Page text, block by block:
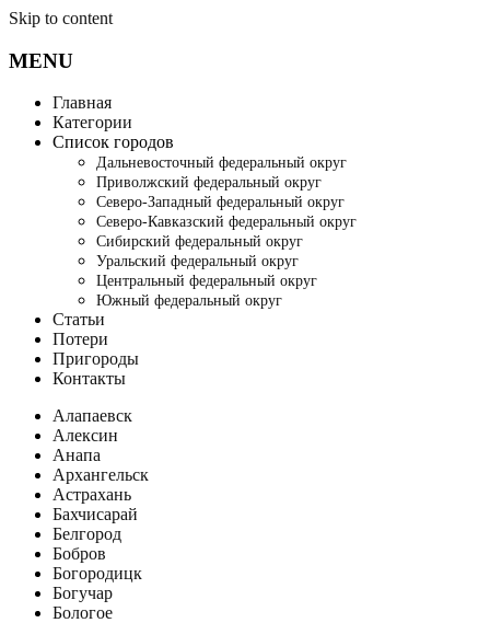
Skip to content
MENU
Главная
Категории
Список городов
Дальневосточный федеральный округ
Приволжский федеральный округ
Северо-Западный федеральный округ
Северо-Кавказский федеральный округ
Сибирский федеральный округ
Уральский федеральный округ
Центральный федеральный округ
Южный федеральный округ
Статьи
Потери
Пригороды
Контакты
Алапаевск
Алексин
Анапа
Архангельск
Астрахань
Бахчисарай
Белгород
Бобров
Богородицк
Богучар
Бологое